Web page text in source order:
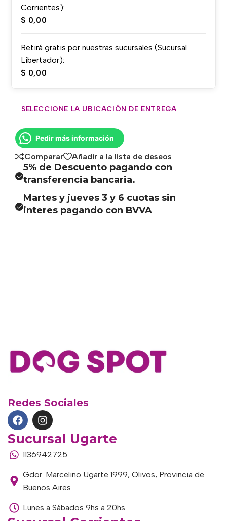
Corrientes):
$ 0,00
Retirá gratis por nuestras sucursales (Sucursal
Libertador):
$ 0,00
SELECCIONE LA UBICACIÓN DE ENTREGA
Pedir más información
Comparar Añadir a la lista de deseos
5% de Descuento pagando con
transferencia bancaria.
Martes y jueves 3 y 6 cuotas sin
interes pagando con BVVA
Redes Sociales
Sucursal Ugarte
1136942725
Gdor. Marcelino Ugarte 1999, Olivos, Provincia de
Buenos Aires
Lunes a Sábados 9hs a 20hs